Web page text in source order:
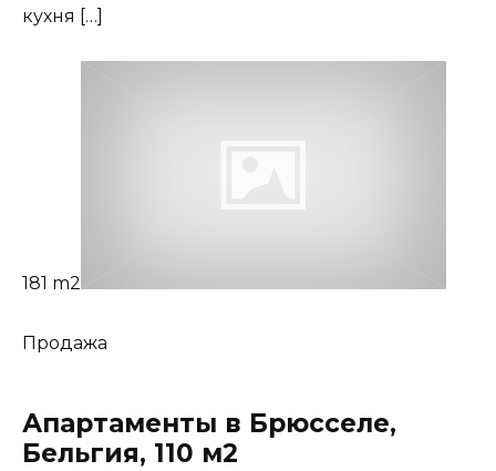
кухня […]
181 m2
Продажа
Апартаменты в Брюсселе,
Бельгия, 110 м2